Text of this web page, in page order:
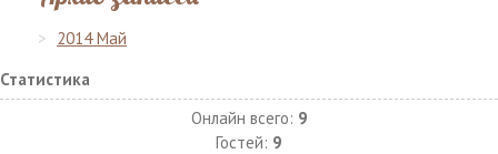
2014 Май
Статистика
Онлайн всего: 9
Гостей: 9